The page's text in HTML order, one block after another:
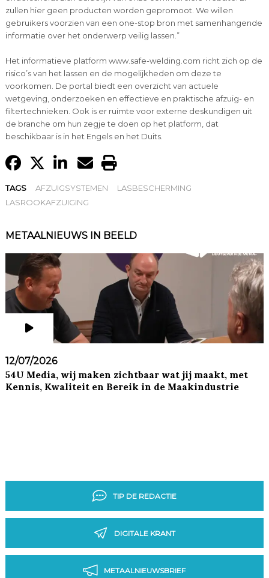
zullen hier geen producten worden gepromoot. We willen
gebruikers voorzien van een one-stop bron met samenhangende
informatie over het onderwerp veilig lassen.”
Het informatieve platform www.safe-welding.com richt zich op de
risico’s van het lassen en de mogelijkheden om deze te
voorkomen. De portal biedt een overzicht van actuele
wetgeving, onderzoeken en effectieve en praktische afzuig- en
filtertechnieken. Ook is er ruimte voor externe deskundigen uit
de branche om hun zegje te doen op het platform, dat
beschikbaar is in het Engels en het Duits.
TAGS AFZUIGSYSTEMEN
LASBESCHERMING
LASROOKAFZUIGING
METAALNIEUWS IN BEELD
12/07/2026
54U Media, wij maken zichtbaar wat jij maakt, met
Kennis, Kwaliteit en Bereik in de Maakindustrie
TIP DE REDACTIE
DIGITALE KRANT
METAALNIEUWSBRIEF